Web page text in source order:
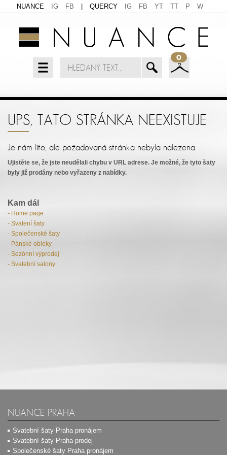
NUANCE IG FB QUERCY IG FB YT TT P W
0
UPS, TATO STRÁNKA NEEXISTUJE
Je nám líto, ale požadovaná stránka nebyla nalezena.
Ujistěte se, že jste neudělali chybu v URL adrese. Je možné, že tyto šaty
byly již prodány nebo vyřazeny z nabídky.
Kam dál
- Home page
- Svatení šaty
- Společenské šaty
- Pánské obleky
- Sezónní výprodej
- Svatební salony
NUANCE PRAHA
Svatební šaty Praha pronájem
Svatební šaty Praha prodej
Společenské šaty Praha pronájem